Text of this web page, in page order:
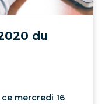
du
mercredi 16